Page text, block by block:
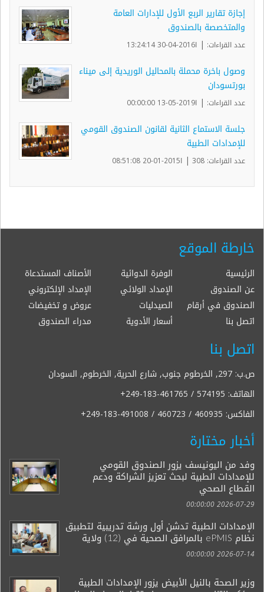
إجازة تقارير الربع الأول للإدارات العامة
والمتخصصة بالصندوق
عدد القراءات: | ا2016-04-30 13:24:14
وصول باخرة محملة بالمحاليل الوريدية إلى ميناء
بورتسودان
عدد القراءات: | ا2019-05-13 00:00:00
جلسة الاستماع الثانية لقانون الصندوق القومي
للإمدادات الطبية
عدد القراءات: 308 | ا2015-01-20 08:51:08
خارطة الموقع
الرئيسية الوفرة الدوائية
الأصناف المستدعاة
عن الصندوق
الإمداد الولائي
الإمداد الإلكتروني
الصندوق في أرقام
الصيدليات
عروض و تخفيضات
اتصل بنا
أسعار الأدوية مدراء الصندوق
اتصل بنا
ص.ب: 297, الخرطوم جنوب, شارع الحرية, الخرطوم, السودان
الهاتف: +249-183-461765 / 574195
الفاكس: +249-183-491008 / 460723 / 460935
أخبار مختارة
وفد من اليونيسف يزور الصندوق القومي
للإمدادات الطبية لبحث تعزيز الشراكة ودعم
القطاع الصحي
2026-07-29 00:00:00
الإمدادات الطبية تدشن أول ورشة تدريبية لتطبيق
نظام ePMIS بالمرافق الصحية في (12) ولاية
2026-07-14 00:00:00
وزير الصحة بالنيل الأبيض يزور الإمدادات الطبية